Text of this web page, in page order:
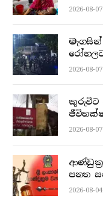
2026-08-07
මැගසින්
2026-08-07
කුරුවිට
2026-08-07
පනත
2026-08-04